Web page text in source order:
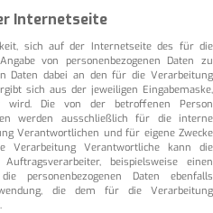
Internetseite
sich auf der Internetseite des für die
von personenbezogenen Daten zu
Daten dabei an den für die Verarbeitung
sich aus der jeweiligen Eingabemaske,
wird. Die von der betroffenen Person
werden ausschließlich für die interne
Verantwortlichen und für eigene Zwecke
Verarbeitung Verantwortliche kann die
beispielsweise einen
personenbezogenen Daten ebenfalls
die dem für die Verarbeitung